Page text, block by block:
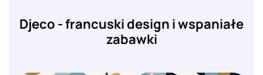
Djeco - francuski design i wspaniałe
zabawki